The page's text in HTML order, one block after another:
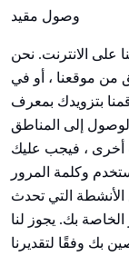
وصول مقيد
على الانترنت. نحن
من موقعنا ، أو في
قمنا بتزويدك بمعرف
إلى المناطق
أخرى ، فيجب عليك
وكلمة المرور
التي تحدث
بك. يجوز لنا
بك وفقًا لتقديرنا